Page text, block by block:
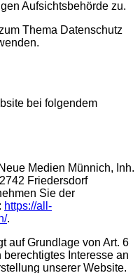
Aufsichtsbehörde zu.
Thema Datenschutz
bei folgendem
Medien Münnich, Inh.
Friedersdorf
Sie der
https://all-
.
auf Grundlage von Art. 6
Interesse an
unserer Website.